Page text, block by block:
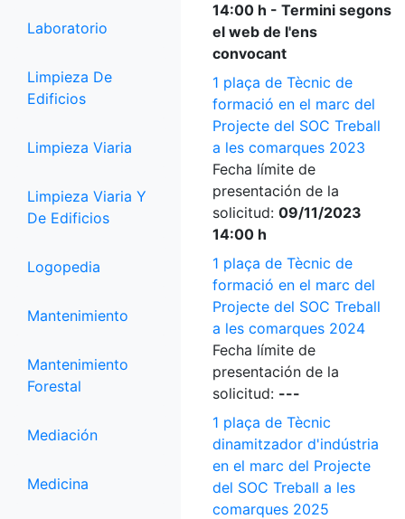
Laboratorio
Limpieza De
Edificios
Limpieza Viaria
Limpieza Viaria Y
De Edificios
Logopedia
Mantenimiento
Mantenimiento
Forestal
Mediación
Medicina
14:00 h - Termini segons
el web de l'ens
convocant
1 plaça de Tècnic de
formació en el marc del
Projecte del SOC Treball
a les comarques 2023
Fecha límite de
presentación de la
solicitud: 09/11/2023
14:00 h
1 plaça de Tècnic de
formació en el marc del
Projecte del SOC Treball
a les comarques 2024
Fecha límite de
presentación de la
solicitud: ---
1 plaça de Tècnic
dinamitzador d'indústria
en el marc del Projecte
del SOC Treball a les
comarques 2025